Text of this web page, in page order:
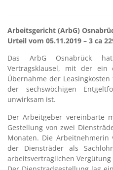
Arbeitsgericht (ArbG)
Urteil vom 05.11.2019 – 3 ca
Das ArbG Osnabrück
Vertragsklausel, mit der ein
Übernahme der
der sechswöchigen
unwirksam ist.
Der Arbeitgeber vereinbarte
Gestellung von zwei
Monaten. Die
der Diensträder als
arbeitsvertraglichen